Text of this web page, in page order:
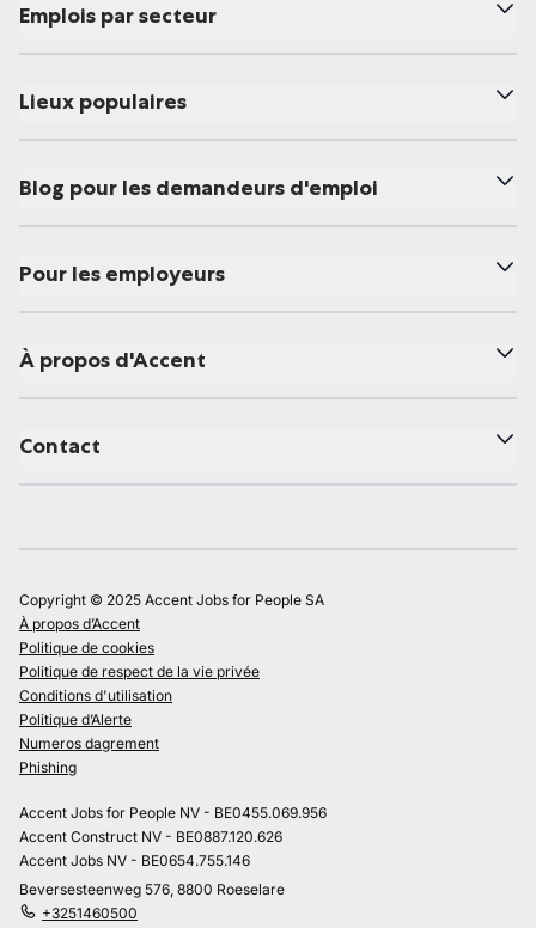
Emplois par secteur
Lieux populaires
Blog pour les demandeurs d'emploi
Pour les employeurs
À propos d'Accent
Contact
Copyright © 2025 Accent Jobs for People SA
À propos d’Accent
Politique de cookies
Politique de respect de la vie privée
Conditions d'utilisation
Politique d’Alerte
Numeros dagrement
Phishing
Accent Jobs for People NV - BE0455.069.956
Accent Construct NV - BE0887.120.626
Accent Jobs NV - BE0654.755.146
Beversesteenweg 576, 8800 Roeselare
+3251460500